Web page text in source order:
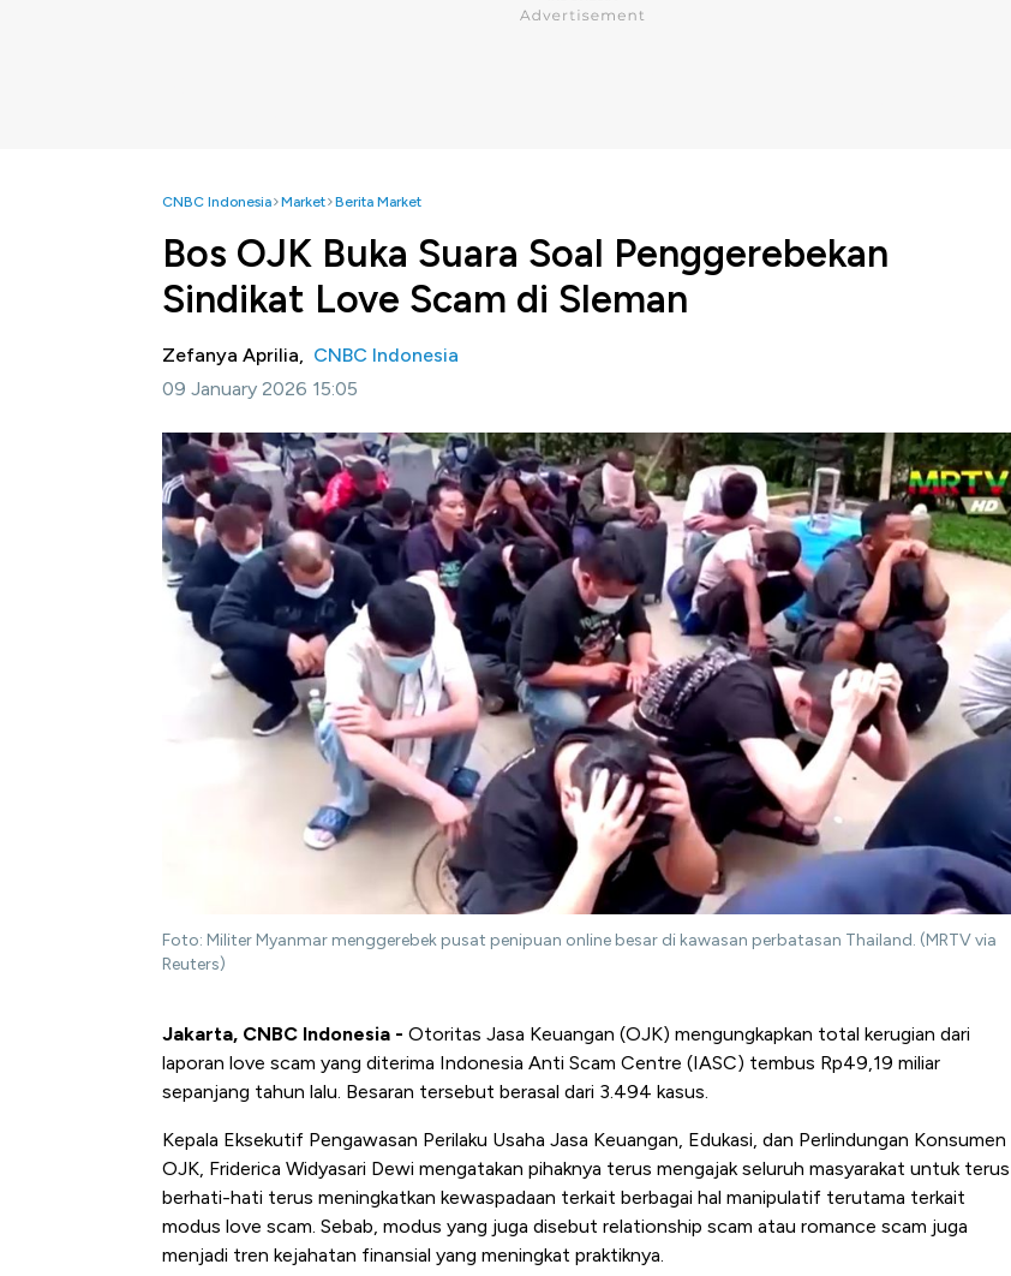
CNBC Indonesia Market Berita Market
Bos OJK Buka Suara Soal Penggerebekan
Sindikat Love Scam di Sleman
Zefanya Aprilia, CNBC Indonesia
09 January 2026 15:05
Foto: Militer Myanmar menggerebek pusat penipuan online besar di kawasan perbatasan Thailand. (MRTV via
Reuters)
Jakarta, CNBC Indonesia - Otoritas Jasa Keuangan (OJK) mengungkapkan total kerugian dari
laporan love scam yang diterima Indonesia Anti Scam Centre (IASC) tembus Rp49,19 miliar
sepanjang tahun lalu. Besaran tersebut berasal dari 3.494 kasus.
Kepala Eksekutif Pengawasan Perilaku Usaha Jasa Keuangan, Edukasi, dan Perlindungan Konsumen
OJK, Friderica Widyasari Dewi mengatakan pihaknya terus mengajak seluruh masyarakat untuk terus
berhati-hati terus meningkatkan kewaspadaan terkait berbagai hal manipulatif terutama terkait
modus love scam. Sebab, modus yang juga disebut relationship scam atau romance scam juga
menjadi tren kejahatan finansial yang meningkat praktiknya.